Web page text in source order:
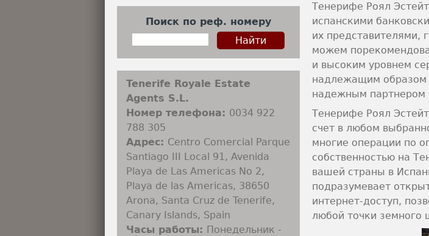
Поиск по реф. номеру
Tenerife Royale Estate
Agents S.L.
Номер телефона: 0034 922
788 305
Адрес: Centro Comercial Parque
Santiago III Local 91, Avenida
Playa de Las Americas No 2,
Playa de las Americas, 38650
Arona, Santa Cruz de Tenerife,
Canary Islands, Spain
Часы работы: Понедельник -
Тенерифе Роял
испанскими
их представителями,
можем
и высоким уровнем
надлежащим образом
надежным партнером
Тенерифе Роял
счет в любом
многие операции по
собственностью на
вашей страны в
подразумевает
интернет-доступ,
любой точки земного